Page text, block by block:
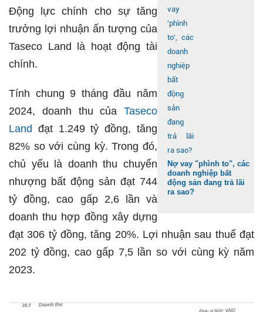
Nợ vay "phình to", các
doanh nghiệp bất
động sản đang trả lãi
ra sao?
Động lực chính cho sự tăng
trưởng lợi nhuận ấn tượng của
Taseco Land là hoạt động tài
chính.
Tính chung 9 tháng đầu năm
2024, doanh thu của Taseco
Land đạt 1.249 tỷ đồng, tăng
82% so với cùng kỳ. Trong đó,
chủ yếu là doanh thu chuyển
nhượng bất động sản đạt 744
tỷ đồng, cao gấp 2,6 lần và
doanh thu hợp đồng xây dựng
đạt 306 tỷ đồng, tăng 20%. Lợi nhuận sau thuế đạt
202 tỷ đồng, cao gấp 7,5 lần so với cùng kỳ năm
2023.